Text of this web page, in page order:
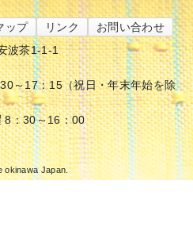
ップ リンク
お問い合わせ
波茶1-1-1
～17：15（祝日・年末年始を除
8：30～16：00
okinawa Japan.